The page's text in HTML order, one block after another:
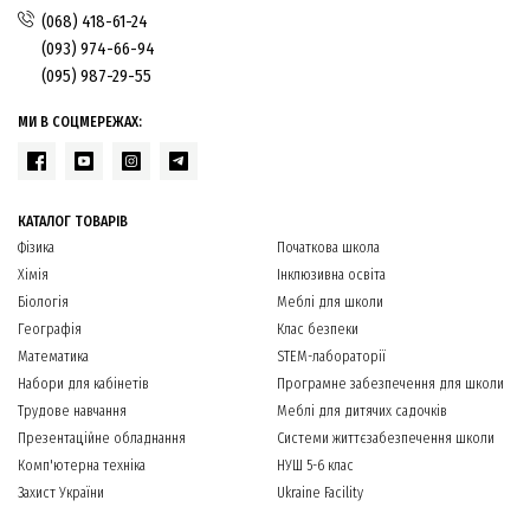
(068) 418-61-24
(093) 974-66-94
(095) 987-29-55
МИ В СОЦМЕРЕЖАХ:
КАТАЛОГ ТОВАРІВ
Фізика
Хімія
Біологія
Географія
Математика
Набори для кабінетів
Трудове навчання
Презентаційне обладнання
Комп'ютерна техніка
Захист України
Початкова школа
Інклюзивна освіта
Меблі для школи
Клас безпеки
STEM-лабораторії
Програмне забезпечення для школи
Меблі для дитячих садочків
Системи життєзабезпечення школи
НУШ 5-6 клас
Ukraine Facility